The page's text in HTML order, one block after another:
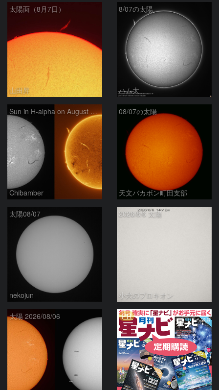
太陽面（8月7日）
山田昇
8/07の太陽
ハム太
Sun in H-alpha on August 7, 2026
Chibamber
08/07の太陽
天文バカボン町田支部
太陽08/07
nekojun
2026/8/6 太陽
小犬のプロキオン
太陽 2026/08/06 PR